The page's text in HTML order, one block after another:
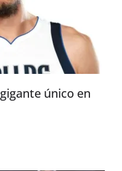
único en